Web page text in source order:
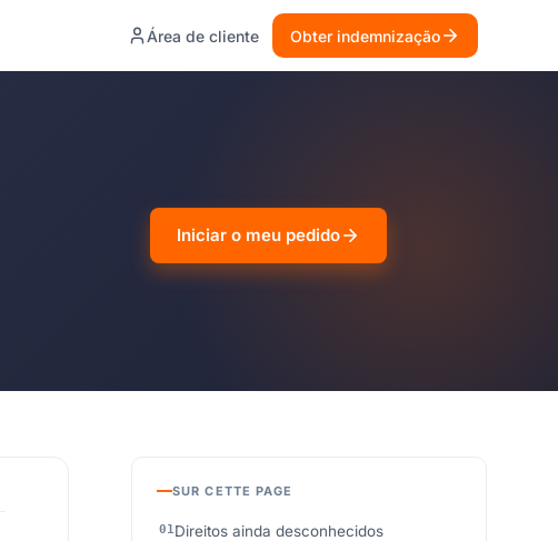
Área de cliente Obter indemnização
Iniciar o meu pedido
SUR CETTE PAGE
Direitos ainda desconhecidos